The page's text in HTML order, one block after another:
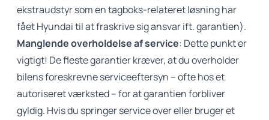
ekstraudstyr som en tagboks-relateret løsning har
fået Hyundai til at fraskrive sig ansvar ift. garantien).
Manglende overholdelse af service: Dette punkt er
vigtigt! De fleste garantier kræver, at du overholder
bilens foreskrevne serviceeftersyn – ofte hos et
autoriseret værksted – for at garantien forbliver
gyldig. Hvis du springer service over eller bruger et